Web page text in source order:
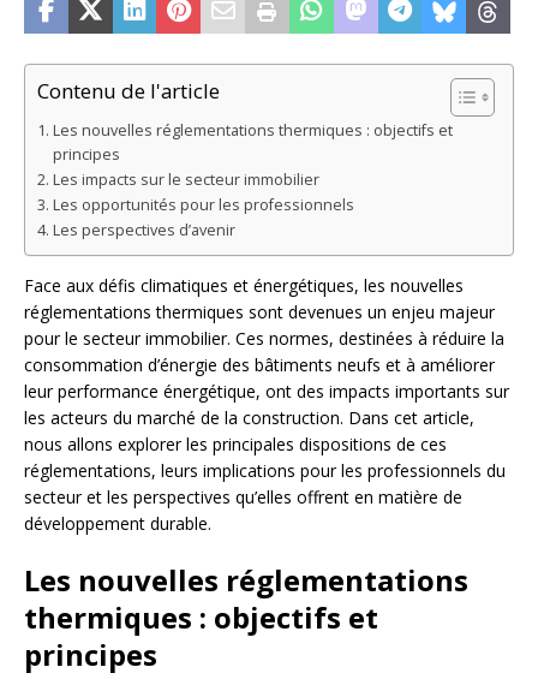
Contenu de l'article
Les nouvelles réglementations thermiques : objectifs et
principes
Les impacts sur le secteur immobilier
Les opportunités pour les professionnels
Les perspectives d’avenir
Face aux défis climatiques et énergétiques, les nouvelles
réglementations thermiques sont devenues un enjeu majeur
pour le secteur immobilier. Ces normes, destinées à réduire la
consommation d’énergie des bâtiments neufs et à améliorer
leur performance énergétique, ont des impacts importants sur
les acteurs du marché de la construction. Dans cet article,
nous allons explorer les principales dispositions de ces
réglementations, leurs implications pour les professionnels du
secteur et les perspectives qu’elles offrent en matière de
développement durable.
Les nouvelles réglementations
thermiques : objectifs et
principes